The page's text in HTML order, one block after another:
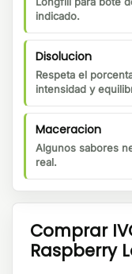
indicado.
Disolucion
Respeta el
intensidad y
Maceracion
Algunos sabores
real.
Comprar
Raspberry